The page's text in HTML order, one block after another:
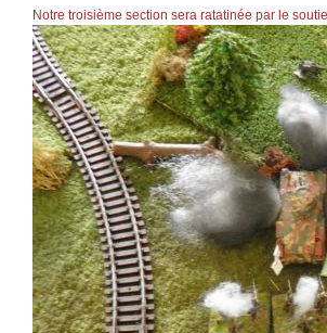
Notre troisième section sera ratatinée par le